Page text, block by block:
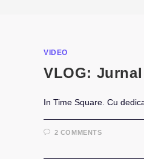
VIDEO
VLOG: Jurnal
In Time Square. Cu
2 COMMENTS